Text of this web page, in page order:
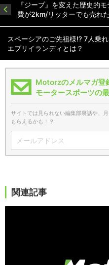
『ジープ』を変えた歴史的
費が2km/リッターでも売れ
スペーシアのご先祖様!? 7人乗
エブリイランディとは？
Motorzのメルマガ登
モータースポーツの
サイトでは見られない編集部裏話や、
もらえるかも！？
関連記事